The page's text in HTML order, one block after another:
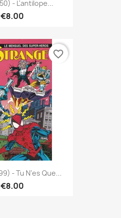
- L'antilope...
€8.00
- Tu N'es Que...
€8.00
favorite_border